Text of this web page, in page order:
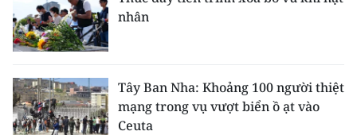
ENGLISH
中文
FRANÇAIS
РУССКИЙ
nhân
Tây Ban Nha: Khoảng 100 người thiệt
mạng trong vụ vượt biển ồ ạt vào
Ceuta